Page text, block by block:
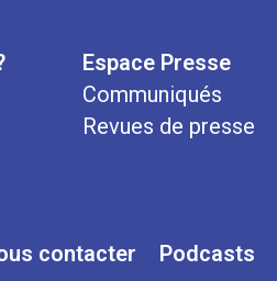
Espace Presse
Communiqués
Revues de presse
contacter Podcasts